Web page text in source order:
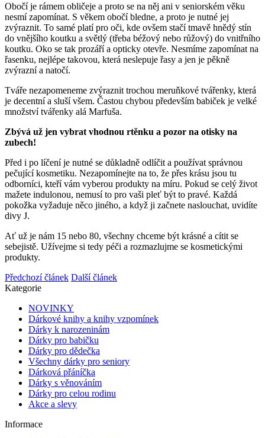
Obočí je rámem obličeje a proto se na něj ani v seniorském věku
nesmí zapomínat. S věkem obočí bledne, a proto je nutné jej
zvýraznit. To samé platí pro oči, kde ovšem stačí tmavě hnědý stín
do vnějšího koutku a světlý (třeba béžový nebo růžový) do vnitřního
koutku. Oko se tak prozáří a opticky otevře. Nesmíme zapomínat na
řasenku, nejlépe takovou, která neslepuje řasy a jen je pěkně
zvýrazní a natočí.
Tváře nezapomeneme zvýraznit trochou meruňkové tvářenky, která
je decentní a sluší všem. Častou chybou především babiček je velké
množství tvářenky alá Marfuša.
Zbývá už jen vybrat vhodnou rtěnku a pozor na otisky na
zubech!
Před i po líčení je nutné se důkladně odlíčit a používat správnou
pečující kosmetiku. Nezapomínejte na to, že přes krásu jsou tu
odborníci, kteří vám vyberou produkty na míru. Pokud se celý život
mažete indulonou, nemusí to pro vaši pleť být to pravé. Každá
pokožka vyžaduje něco jiného, a když ji začnete naslouchat, uvidíte
divy J.
Ať už je nám 15 nebo 80, všechny chceme být krásné a cítit se
sebejistě. Užívejme si tedy péči a rozmazlujme se kosmetickými
produkty.
Předchozí článek Další článek
Kategorie
NOVINKY
Dárkové knihy a knihy vzpomínek
Dárky k narozeninám
Dárky pro babičku
Dárky pro dědečka
Všechny dárky pro seniory
Dárková přáníčka
Dárky s věnováním
Dárky pro celou rodinu
Akce a slevy
Informace